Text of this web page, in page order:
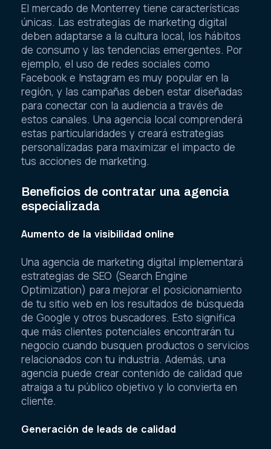
El mercado de Monterrey tiene características
únicas. Las estrategias de marketing digital
deben adaptarse a la cultura local, los hábitos
de consumo y las tendencias emergentes. Por
ejemplo, el uso de redes sociales como
Facebook e Instagram es muy popular en la
región, y las campañas deben estar diseñadas
para conectar con la audiencia a través de
estos canales. Una agencia local comprenderá
estas particularidades y creará estrategias
personalizadas para maximizar el impacto de
tus acciones de marketing.
Beneficios de contratar una agencia
especializada
Aumento de la visibilidad online
Una agencia de marketing digital implementará
estrategias de SEO (Search Engine
Optimization) para mejorar el posicionamiento
de tu sitio web en los resultados de búsqueda
de Google y otros buscadores. Esto significa
que más clientes potenciales encontrarán tu
negocio cuando busquen productos o servicios
relacionados con tu industria. Además, una
agencia puede crear contenido de calidad que
atraiga a tu público objetivo y lo convierta en
cliente.
Generación de leads de calidad